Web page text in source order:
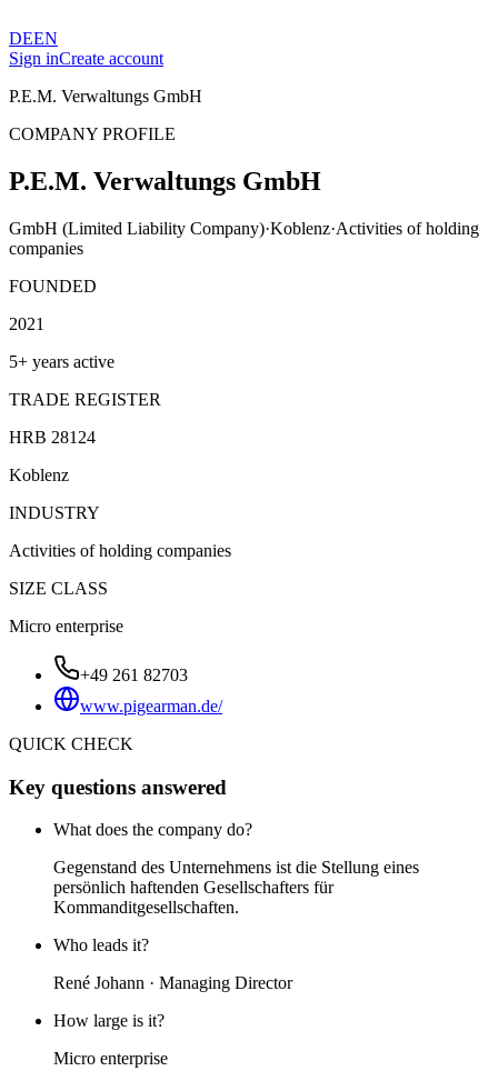
DEEN
Sign inCreate account
P.E.M. Verwaltungs GmbH
COMPANY PROFILE
P.E.M. Verwaltungs GmbH
GmbH (Limited Liability Company)·Koblenz·Activities of holding
companies
FOUNDED
2021
5+ years active
TRADE REGISTER
HRB 28124
Koblenz
INDUSTRY
Activities of holding companies
SIZE CLASS
Micro enterprise
+49 261 82703
www.pigearman.de/
QUICK CHECK
Key questions answered
What does the company do?
Gegenstand des Unternehmens ist die Stellung eines
persönlich haftenden Gesellschafters für
Kommanditgesellschaften.
Who leads it?
René Johann · Managing Director
How large is it?
Micro enterprise